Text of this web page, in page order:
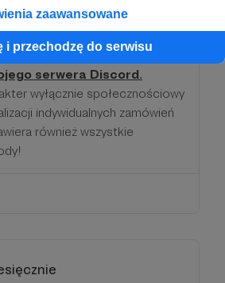
zaawansowane
i przechodzę do serwisu
z innymi Honorowymi
tym, wspierający z tego
się ze mną, by
serwera Discord.
wyłącznie społecznościowy
indywidualnych zamówień
również wszystkie